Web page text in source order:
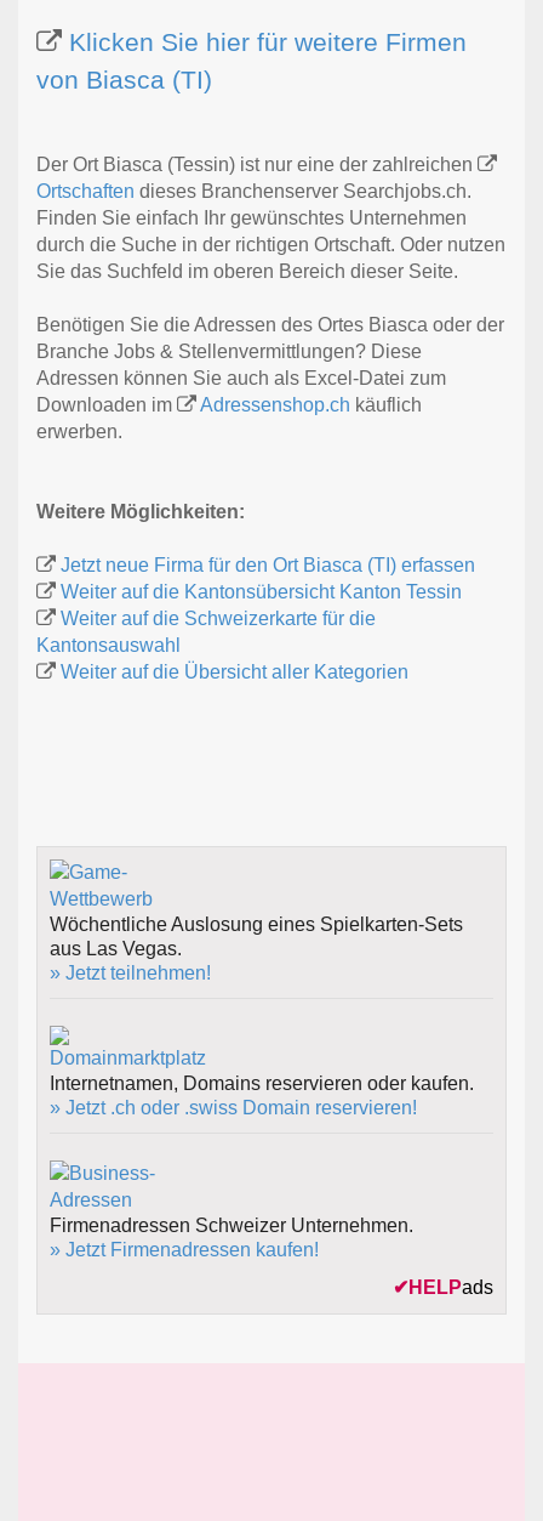
Klicken Sie hier für weitere Firmen
von Biasca (TI)
Der Ort Biasca (Tessin) ist nur eine der zahlreichen
Ortschaften dieses Branchenserver Searchjobs.ch.
Finden Sie einfach Ihr gewünschtes Unternehmen
durch die Suche in der richtigen Ortschaft. Oder nutzen
Sie das Suchfeld im oberen Bereich dieser Seite.
Benötigen Sie die Adressen des Ortes Biasca oder der
Branche Jobs & Stellenvermittlungen? Diese
Adressen können Sie auch als Excel-Datei zum
Downloaden im
Adressenshop.ch käuflich
erwerben.
Weitere Möglichkeiten:
Jetzt neue Firma für den Ort Biasca (TI) erfassen
Weiter auf die Kantonsübersicht Kanton Tessin
Weiter auf die Schweizerkarte für die
Kantonsauswahl
Weiter auf die Übersicht aller Kategorien
Wöchentliche Auslosung eines Spielkarten-Sets
aus Las Vegas.
» Jetzt teilnehmen!
Internetnamen, Domains reservieren oder kaufen.
» Jetzt .ch oder .swiss Domain reservieren!
Firmenadressen Schweizer Unternehmen.
» Jetzt Firmenadressen kaufen!
✔ HELPads